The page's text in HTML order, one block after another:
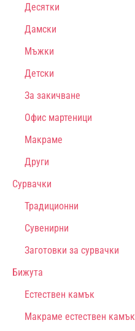
Десятки
Дамски
Мъжки
Детски
За закичване
Офис мартеници
Макраме
Други
Сурвачки
Традиционни
Сувенирни
Заготовки за сурвачки
Бижута
Естествен камък
Макраме естествен камък